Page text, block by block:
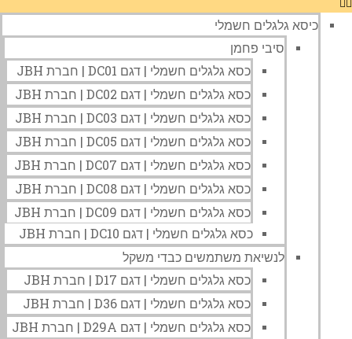
כיסא גלגלים חשמלי
סיבי פחמן
כסא גלגלים חשמלי | דגם DC01 | חברת JBH
כסא גלגלים חשמלי | דגם DC02 | חברת JBH
כסא גלגלים חשמלי | דגם DC03 | חברת JBH
כסא גלגלים חשמלי | דגם DC05 | חברת JBH
כסא גלגלים חשמלי | דגם DC07 | חברת JBH
כסא גלגלים חשמלי | דגם DC08 | חברת JBH
כסא גלגלים חשמלי | דגם DC09 | חברת JBH
כסא גלגלים חשמלי | דגם DC10 | חברת JBH
לנשיאת משתמשים כבדי משקל
כסא גלגלים חשמלי | דגם D17 | חברת JBH
כסא גלגלים חשמלי | דגם D36 | חברת JBH
כסא גלגלים חשמלי | דגם D29A | חברת JBH